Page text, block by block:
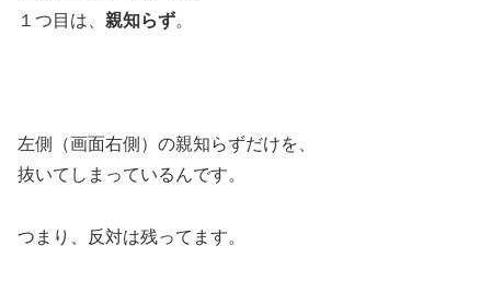
１つ目は、 親知らず。
左側（画面右側）の親知らずだけを、
抜いてしまっているんです。
つまり、反対は残ってます。